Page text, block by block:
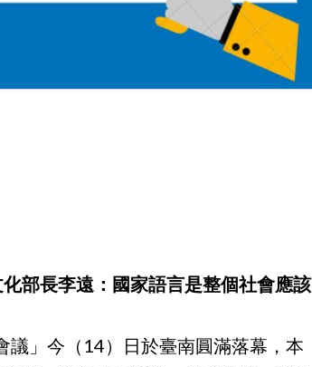
部長李遠：國家語言是整個社會應該
」今（14）日於臺南圓滿落幕，本